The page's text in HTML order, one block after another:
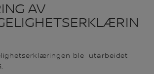
AV
ble utarbeidet